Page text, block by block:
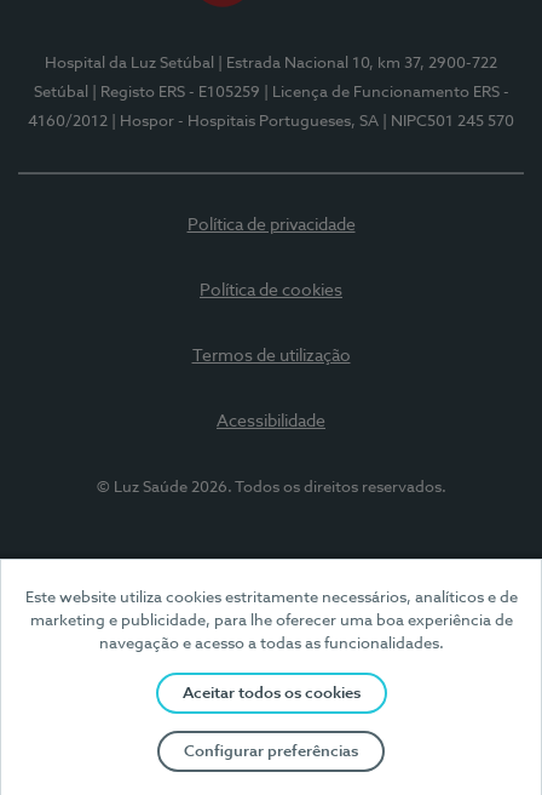
Este website utiliza cookies estritamente necessários, analíticos e de
marketing e publicidade, para lhe oferecer uma boa experiência de
navegação e acesso a todas as funcionalidades.
Aceitar todos os cookies
Configurar preferências
Hospital da Luz Setúbal
| Estrada Nacional 10, km 37, 2900-722
Setúbal
| Registo ERS - E105259
| Licença de Funcionamento ERS -
4160/2012
| Hospor - Hospitais Portugueses, SA | NIPC501 245 570
Política de privacidade
Política de cookies
Termos de utilização
Acessibilidade
© Luz Saúde 2026. Todos os direitos reservados.